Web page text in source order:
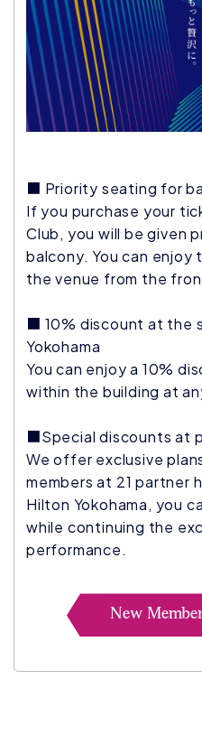
■ Priority seating for
If you purchase your
Club, you will be given
balcony. You can
the venue from the
■ 10% discount at the
Yokohama
You can enjoy a 10%
within the building at
■Special discounts at
We offer exclusive
members at 21 partner
Hilton Yokohama, you
while continuing the
performance.
New